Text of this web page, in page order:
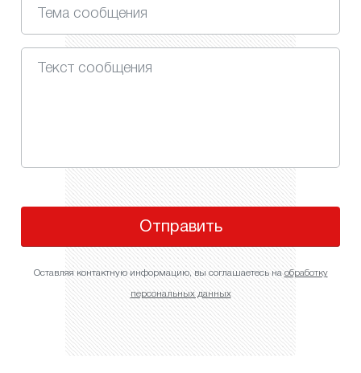
Отправить
Оставляя контактную информацию, вы соглашаетесь наобработку
персональных данных